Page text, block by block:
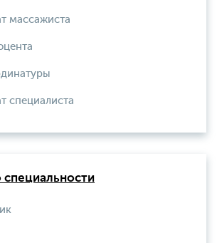
массажиста
специалиста